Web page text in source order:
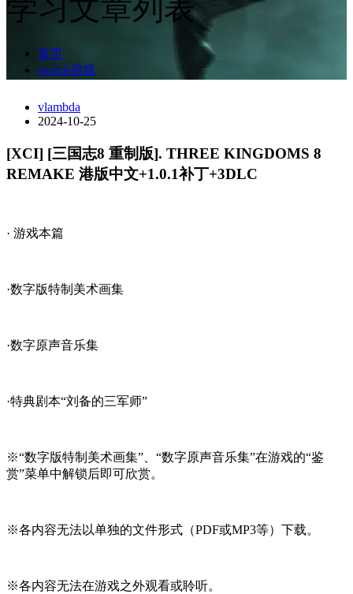
学习文章列表
首页
switch游戏
vlambda
2024-10-25
[XCI] [三国志8 重制版]. THREE KINGDOMS 8
REMAKE 港版中文+1.0.1补丁+3DLC
· 游戏本篇
·数字版特制美术画集
·数字原声音乐集
·特典剧本“刘备的三军师”
※“数字版特制美术画集”、“数字原声音乐集”在游戏的“鉴
赏”菜单中解锁后即可欣赏。
※各内容无法以单独的文件形式（PDF或MP3等）下载。
※各内容无法在游戏之外观看或聆听。